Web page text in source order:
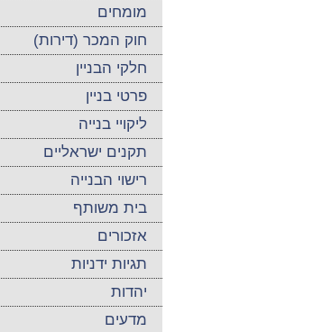
מומחים
חוק המכר (דירות)
חלקי הבניין
פרטי בניין
ליקויי בנייה
תקנים ישראליים
רישוי הבנייה
בית משותף
אזכורים
תגיות ידניות
יהדות
מדעים